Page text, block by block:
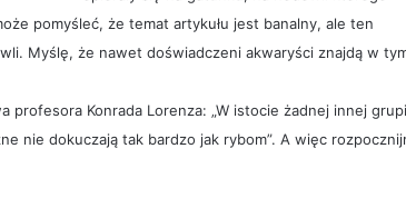
pomyśleć, że temat artykułu jest banalny, ale ten
Myślę, że nawet doświadczeni akwaryści znajdą w
profesora Konrada Lorenza: „W istocie żadnej innej
nie dokuczają tak bardzo jak rybom”. A więc